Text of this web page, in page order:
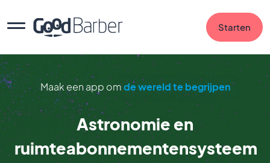
Starten
Maak een app omde wereld te begrijpen
Astronomie en
ruimteabonnementensysteem